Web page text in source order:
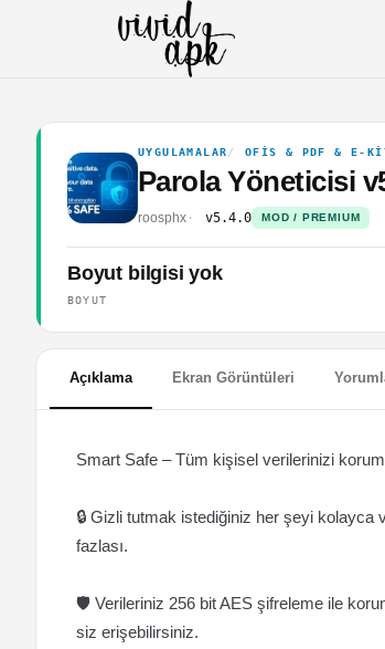
UYGULAMALAR OFIS & PDF & E-
Parola Yöneticisi
roosphx v5.4.0 MOD / PREMIUM
Boyut bilgisi yok
BOYUT
Açıklama Ekran Görüntüleri
Smart Safe – Tüm kişisel verilerinizi
🔒 Gizli tutmak istediğiniz her şeyi kolayca
fazlası.
🛡️ Verileriniz 256 bit AES şifreleme ile
siz erişebilirsiniz.